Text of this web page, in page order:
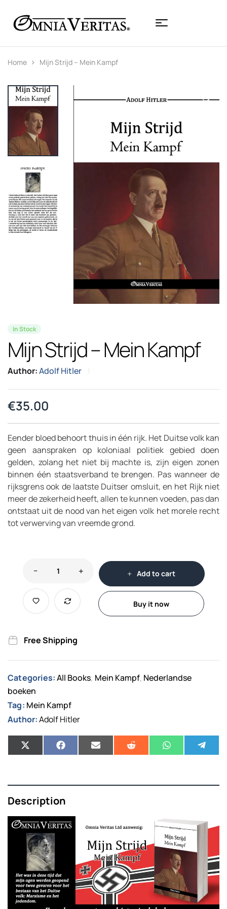
Home Mijn Strijd – Mein Kampf
In Stock
Mijn Strijd – Mein Kampf
Author:Adolf Hitler
€35.00
Eender bloed behoort thuis in één rijk. Het Duitse volk kan
geen aanspraken op koloniaal politiek gebied doen
gelden, zolang het niet bij machte is, zijn eigen zonen
binnen één staatsverband te brengen. Pas wanneer de
rijksgrens ook de laatste Duitser omsluit, en het Rijk niet
meer de zekerheid heeft, allen te kunnen voeden, pas dan
ontstaat uit de nood van het eigen volk het morele recht
tot verwerving van vreemde grond.
Add to cart
Buy it now
Free Shipping
Categories: All Books, Mein Kampf, Nederlandse
boeken
Tag: Mein Kampf
Author:Adolf Hitler
Description